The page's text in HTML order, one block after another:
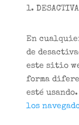
En
de
este sitio
forma
esté usando.
los